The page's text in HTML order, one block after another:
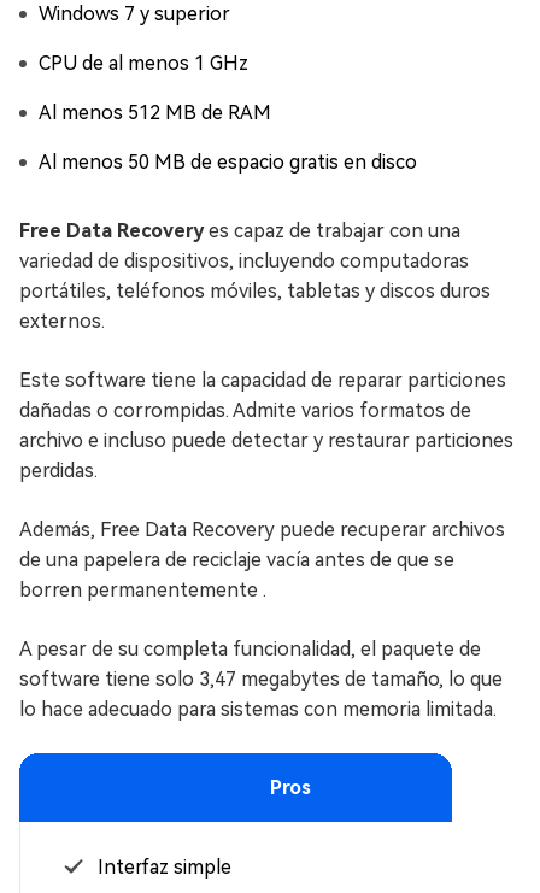
Windows 7 y superior
CPU de al menos 1 GHz
Al menos 512 MB de RAM
Al menos 50 MB de espacio gratis en disco
Free Data Recoveryes capaz de trabajar con una
variedad de dispositivos, incluyendo computadoras
portátiles, teléfonos móviles, tabletas y discos duros
externos.
Este software tiene la capacidad de reparar particiones
dañadas o corrompidas. Admite varios formatos de
archivo e incluso puede detectar y restaurar particiones
perdidas.
Además, Free Data Recovery puede recuperar archivos
de una papelera de reciclaje vacía antes de que se
borren permanentemente .
A pesar de su completa funcionalidad, el paquete de
software tiene solo 3,47 megabytes de tamaño, lo que
lo hace adecuado para sistemas con memoria limitada.
Pros
Interfaz simple